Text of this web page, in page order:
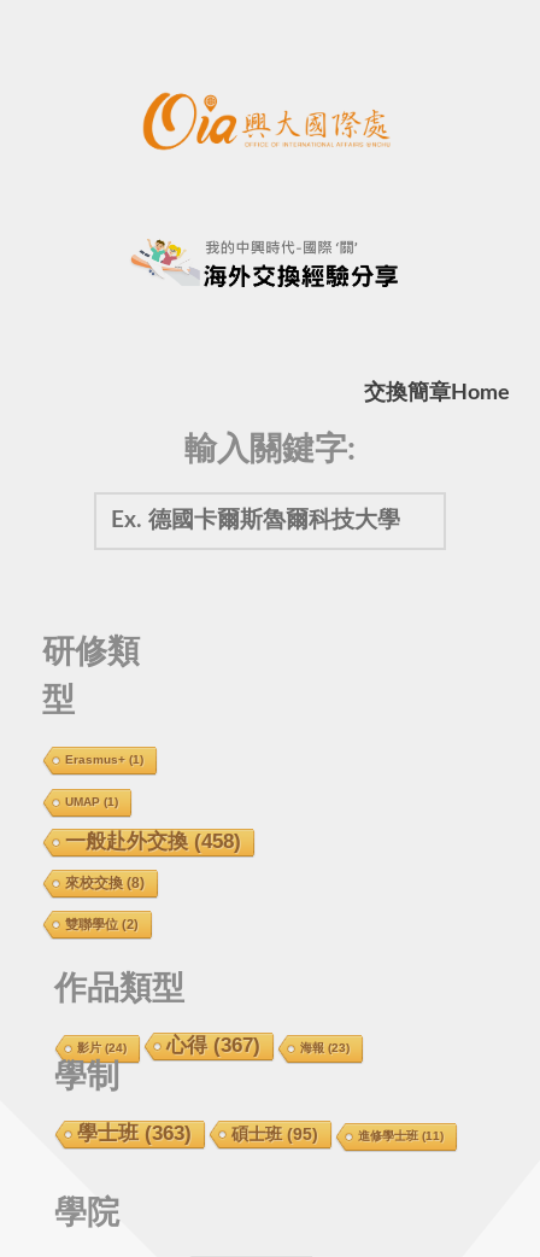
交換簡章 Home
輸入關鍵字:
研修類
型
Erasmus+(1)
UMAP (1)
一般赴外交換(458)
來校交換(8)
雙聯學位 (2)
作品類型
影片(24) 心得(367) 海報 (23)
學制
學士班(363) 碩士班(95) 進修學士班(11)
學院